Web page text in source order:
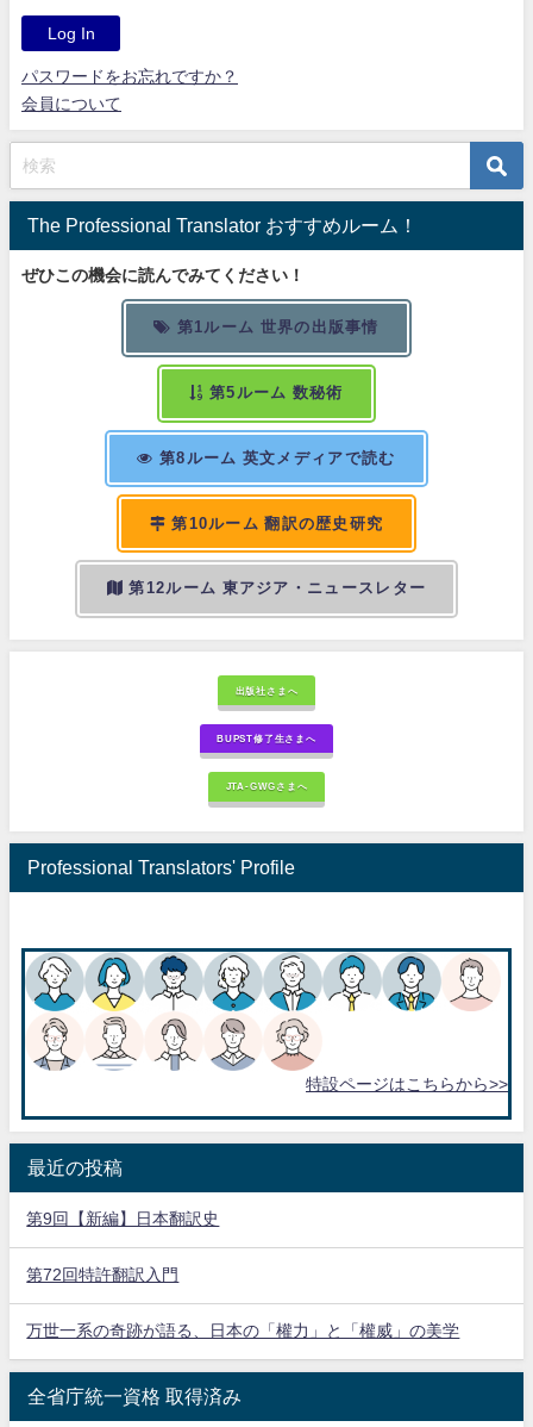
パスワードをお忘れですか？
会員について
The Professional Translator おすすめルーム！
ぜひこの機会に読んでみてください！
第1ルーム 世界の出版事情
第5ルーム 数秘術
第8ルーム 英文メディアで読む
第10ルーム 翻訳の歴史研究
第12ルーム 東アジア・ニュースレター
出版社さまへ
BUPST修了生さまへ
JTA-GWGさまへ
Professional Translators' Profile
特設ページはこちらから>>
最近の投稿
第9回【新編】日本翻訳史
第72回特許翻訳入門
万世一系の奇跡が語る、日本の「權力」と「權威」の美学
全省庁統一資格 取得済み